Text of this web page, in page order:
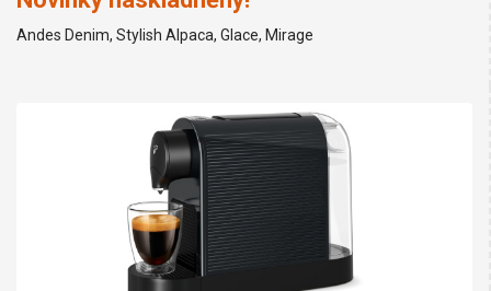
Andes Denim, Stylish Alpaca, Glace, Mirage